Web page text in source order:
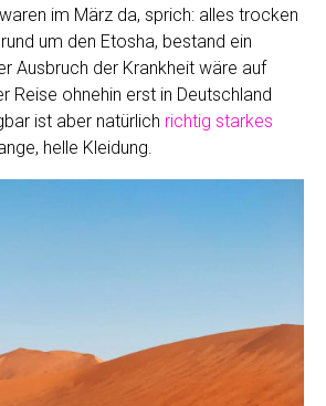
im März da, sprich: alles trocken
um den Etosha, bestand ein
Ausbruch der Krankheit wäre auf
Reise ohnehin erst in Deutschland
ist aber natürlich richtig starkes
helle Kleidung.